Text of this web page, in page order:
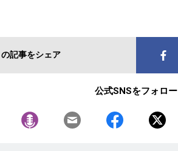
記事をシェア
公式SNSをフォロー